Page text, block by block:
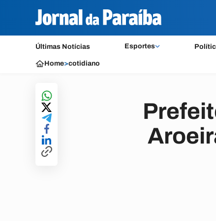
Últimas Notícias Esportes
Home>cotidiano